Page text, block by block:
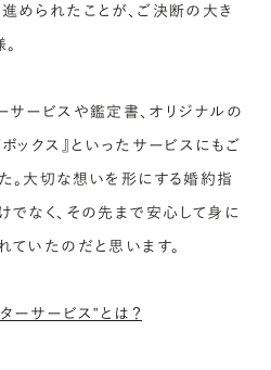
められたことが、ご決断の大き
サービスや鑑定書、オリジナルの
ックス』といったサービスにもご
。大切な想いを形にする婚約指
でなく、その先まで安心して身に
ていたのだと思います。
ーサービス”とは？